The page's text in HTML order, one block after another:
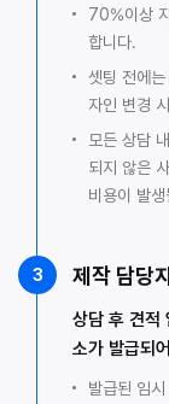
70%이상
합니다.
셋팅 전에
자인 변경
모든 상담
되지 않은
비용이 발
3 제작 담당
상담 후 견적
소가 발급되
발급된 임